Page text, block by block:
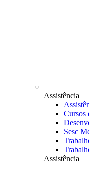
Assistência
Cursos
Sesc
Assistência